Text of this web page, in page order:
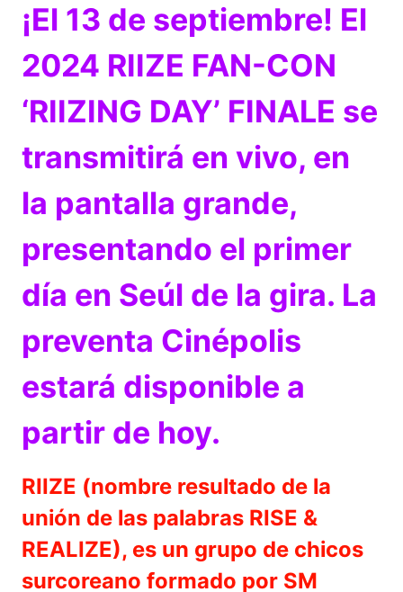
¡El 13 de septiembre! El
2024 RIIZE FAN-CON
‘RIIZING DAY’ FINALE se
transmitirá en vivo, en
la pantalla grande,
presentando el primer
día en Seúl de la gira. La
preventa Cinépolis
estará disponible a
partir de hoy.
RIIZE (nombre resultado de la
unión de las palabras RISE &
REALIZE), es un grupo de chicos
surcoreano formado por SM